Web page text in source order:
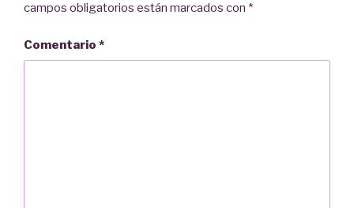
campos obligatorios están marcados con *
Comentario *